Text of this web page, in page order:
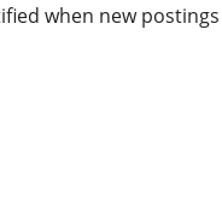
when new